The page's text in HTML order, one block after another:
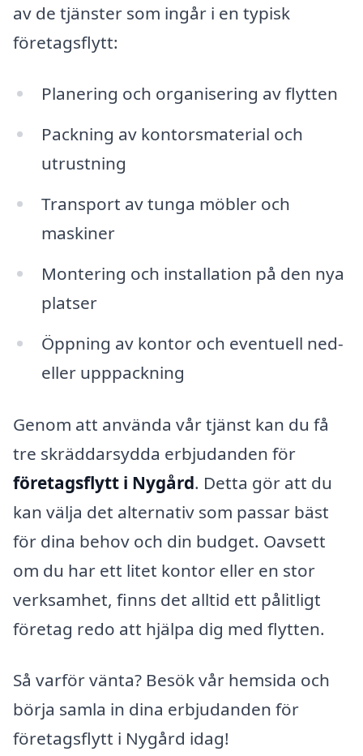
av de tjänster som ingår i en typisk
företagsflytt:
Planering och organisering av flytten
Packning av kontorsmaterial och
utrustning
Transport av tunga möbler och
maskiner
Montering och installation på den nya
platser
Öppning av kontor och eventuell ned-
eller upppackning
Genom att använda vår tjänst kan du få
tre skräddarsydda erbjudanden för
företagsflytt i Nygård. Detta gör att du
kan välja det alternativ som passar bäst
för dina behov och din budget. Oavsett
om du har ett litet kontor eller en stor
verksamhet, finns det alltid ett pålitligt
företag redo att hjälpa dig med flytten.
Så varför vänta? Besök vår hemsida och
börja samla in dina erbjudanden för
företagsflytt i Nygård idag!